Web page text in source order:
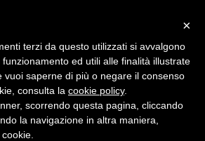
distribuito in Molise con
×
terzi da questo utilizzati si avvalgono
ed utili alle finalità illustrate
vuoi saperne di più o negare il consenso
consulta la cookie policy.
scorrendo questa pagina, cliccando
la navigazione in altra maniera,